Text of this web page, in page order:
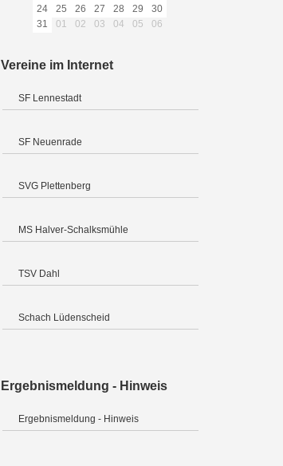
24
25 26 27 28 29
30
31
01 02 03 04 05 06
Vereine im Internet
SF Lennestadt
SF Neuenrade
SVG Plettenberg
MS Halver-Schalksmühle
TSV Dahl
Schach Lüdenscheid
Ergebnismeldung - Hinweis
Ergebnismeldung - Hinweis